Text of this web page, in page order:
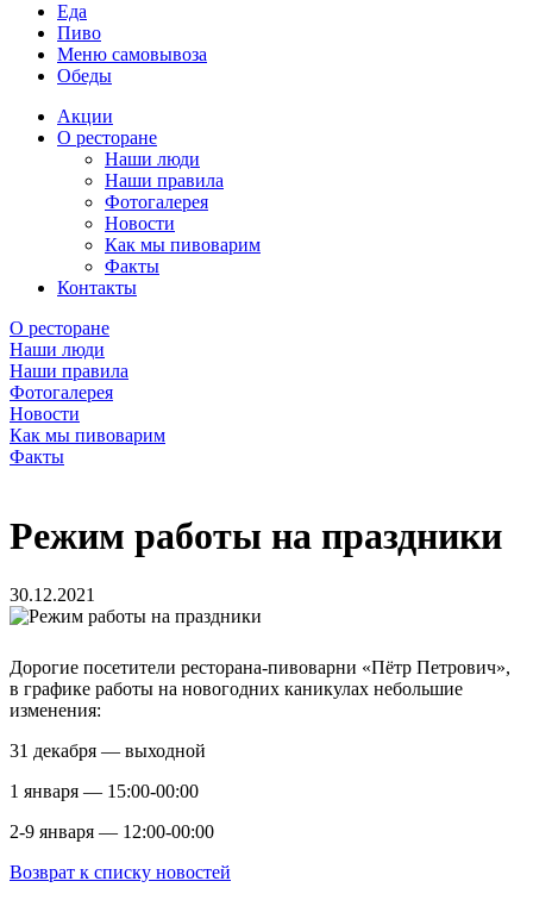
Еда
Пиво
Меню самовывоза
Обеды
Акции
О ресторане
Наши люди
Наши правила
Фотогалерея
Новости
Как мы пивоварим
Факты
Контакты
О ресторане
Наши люди
Наши правила
Фотогалерея
Новости
Как мы пивоварим
Факты
Режим работы на праздники
30.12.2021
Дорогие посетители ресторана-пивоварни «Пётр Петрович»,
в графике работы на новогодних каникулах небольшие
изменения:
31 декабря — выходной
1 января — 15:00-00:00
2-9 января — 12:00-00:00
Возврат к списку новостей